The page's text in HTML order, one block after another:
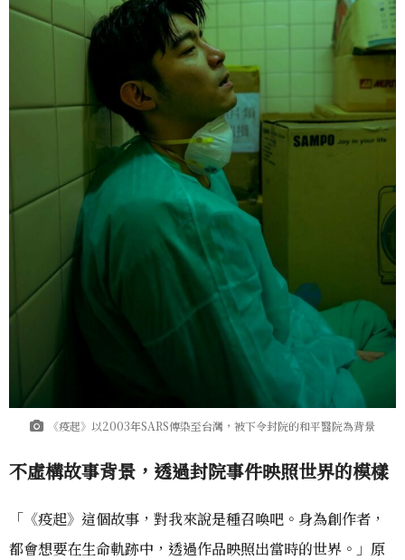
《疫起》以2003年SARS傳染至台灣，被下令封院的和平醫院為背景
不虛構故事背景，透過封院事件映照世界的模樣
「《疫起》這個故事，對我來說是種召喚吧。身為創作者，
都會想要在生命軌跡中，透過作品映照出當時的世界。」原